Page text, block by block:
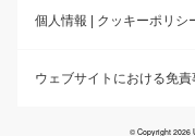
個人情報 | クッキーポリシ
ウェブサイトにおける免責
© Copyright 2026